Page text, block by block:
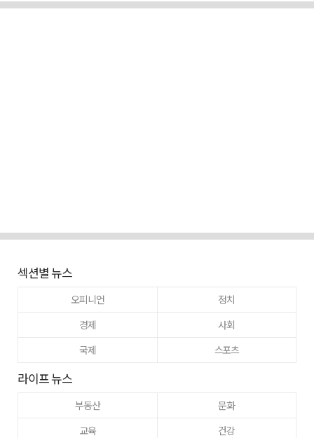
섹션별 뉴스
오피니언
정치
경제
사회
국제
스포츠
라이프 뉴스
부동산
문화
교육
건강